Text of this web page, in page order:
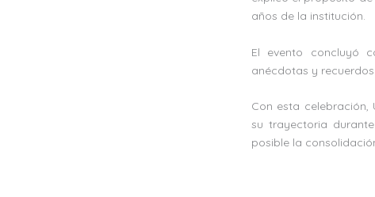
años de la institución.
El evento concluyó
anécdotas y
Con esta celebración,
su trayectoria
posible la